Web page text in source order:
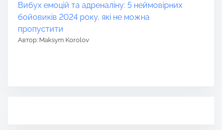
Вибух емоцій та адреналіну: 5 неймовірних
бойовиків 2024 року, які не можна
пропустити
Автор: Maksym Korolov